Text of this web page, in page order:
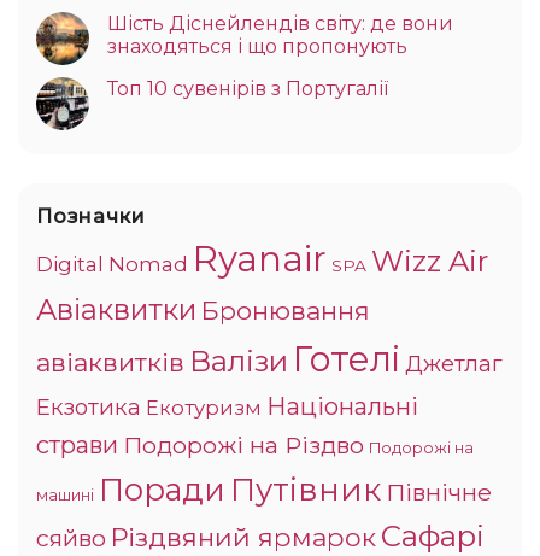
Шість Діснейлендів світу: де вони
знаходяться і що пропонують
Топ 10 сувенірів з Португалії
Позначки
Digital Nomad Ryanair SPA Wizz Air
Авіаквитки Бронювання
авіаквитків Валізи Готелі Джетлаг
Екзотика Екотуризм Національні
страви Подорожі на Різдво Подорожі на
машині Поради Путівник Північне
сяйво Різдвяний ярмарокСафарі